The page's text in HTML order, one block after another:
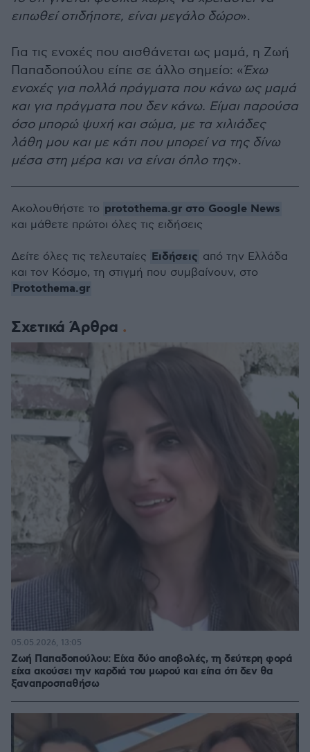
ειπωθεί οτιδήποτε, είναι μεγάλο δώρο».
Για τις ενοχές που αισθάνεται ως μαμά, η Ζωή
Παπαδοπούλου είπε σε άλλο σημείο: «Έχω
ενοχές για πολλά πράγματα που κάνω ως μαμά
και για πράγματα που δεν κάνω. Είμαι παρούσα
όσο μπορώ ψυχή και σώμα, με τα χιλιάδες
λάθη μου και με κάτι που μπορεί να της δίνω
μέσα στη μέρα και να είναι όπλο της».
Σχετικά Άρθρα
Ζωή Παπαδοπούλου: Είχα δύο αποβολές, τη δεύτερη φορά
είχα ακούσει την καρδιά του μωρού και είπα ότι δεν θα
ξαναπροσπαθήσω
05.05.2026, 13:05
Ακολουθήστε το protothema.gr στο Google News
και μάθετε πρώτοι όλες τις ειδήσεις
Δείτε όλες τις τελευταίες Ειδήσεις από την Ελλάδα
και τον Κόσμο, τη στιγμή που συμβαίνουν, στο
Protothema.gr